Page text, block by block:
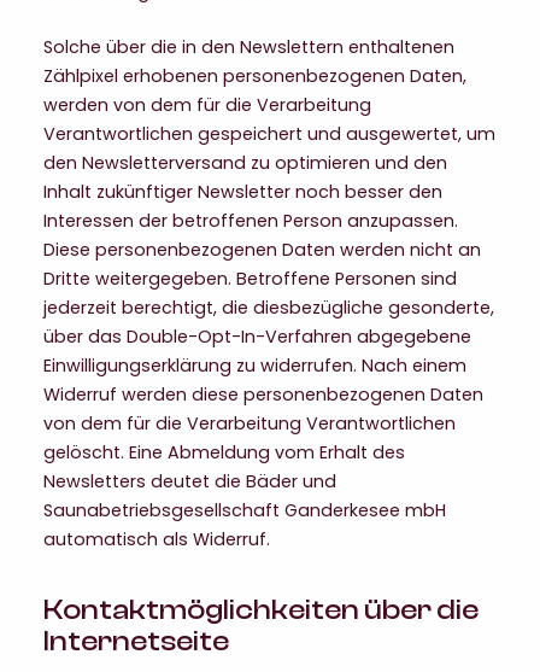
Solche über die in den Newslettern enthaltenen
Zählpixel erhobenen personenbezogenen Daten,
werden von dem für die Verarbeitung
Verantwortlichen gespeichert und ausgewertet, um
den Newsletterversand zu optimieren und den
Inhalt zukünftiger Newsletter noch besser den
Interessen der betroffenen Person anzupassen.
Diese personenbezogenen Daten werden nicht an
Dritte weitergegeben. Betroffene Personen sind
jederzeit berechtigt, die diesbezügliche gesonderte,
über das Double-Opt-In-Verfahren abgegebene
Einwilligungserklärung zu widerrufen. Nach einem
Widerruf werden diese personenbezogenen Daten
von dem für die Verarbeitung Verantwortlichen
gelöscht. Eine Abmeldung vom Erhalt des
Newsletters deutet die Bäder und
Saunabetriebsgesellschaft Ganderkesee mbH
automatisch als Widerruf.
Kontaktmöglichkeiten über die
Internetseite